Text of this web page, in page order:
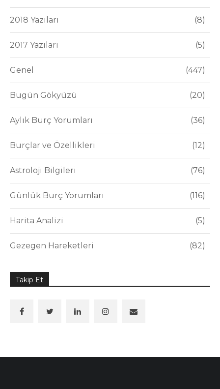
2018 Yazıları 8
2017 Yazıları 5
Genel 447
Bugün Gökyüzü 20
Aylık Burç Yorumları 36
Burçlar ve Özellikleri 12
Astroloji Bilgileri 76
Günlük Burç Yorumları 116
Harita Analizi 5
Gezegen Hareketleri 82
Takip Et